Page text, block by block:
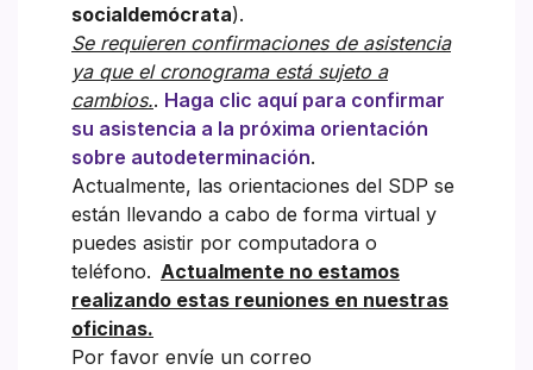
socialdemócrata).
Se requieren confirmaciones de asistencia
ya que el cronograma está sujeto a
cambios.. Haga clic aquí para confirmar
su asistencia a la próxima orientación
sobre autodeterminación.
Actualmente, las orientaciones del SDP se
están llevando a cabo de forma virtual y
puedes asistir por computadora o
teléfono. Actualmente no estamos
realizando estas reuniones en nuestras
oficinas.
Por favor envíe un correo